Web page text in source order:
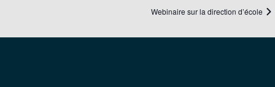
Webinaire sur la direction d’école